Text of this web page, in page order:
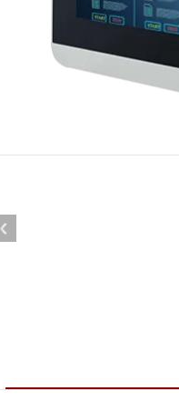
Ordenador montado en
Tableta montada en vehículo
Controlador Robótico